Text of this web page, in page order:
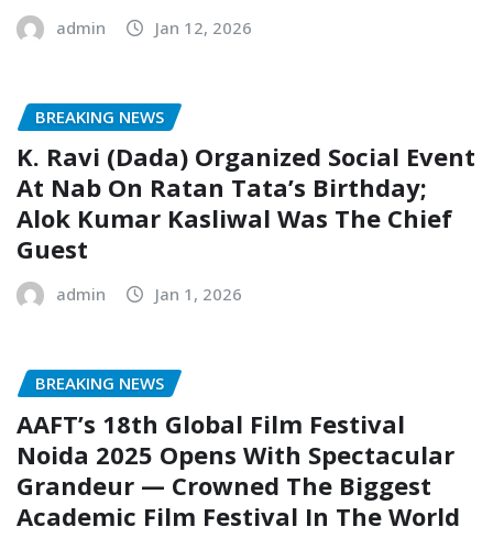
admin Jan 12, 2026
BREAKING NEWS
K. Ravi (Dada) Organized Social Event
At Nab On Ratan Tata’s Birthday;
Alok Kumar Kasliwal Was The Chief
Guest
admin Jan 1, 2026
BREAKING NEWS
AAFT’s 18th Global Film Festival
Noida 2025 Opens With Spectacular
Grandeur — Crowned The Biggest
Academic Film Festival In The World